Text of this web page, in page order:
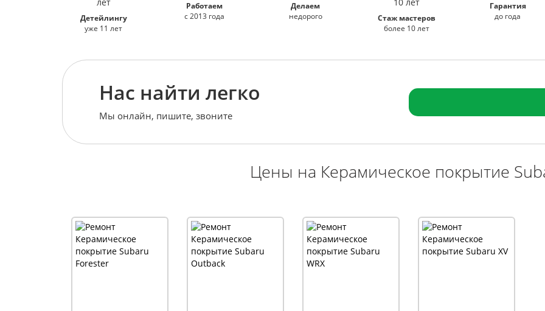
Детейлингу
уже 11 лет
Работаем
с 2013 года
Делаем
недорого
Стаж мастеров
более 10 лет
Гарантия
до года
Нас найти легко
Мы онлайн, пишите, звоните
Цены на Керамическое покрытие